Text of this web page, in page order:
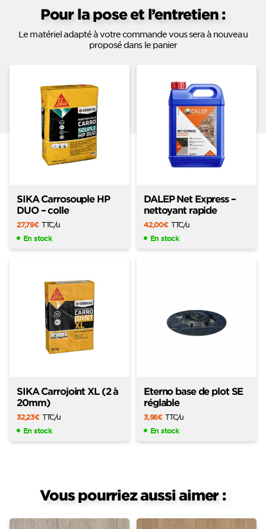
Pour la pose et l’entretien :
Le matériel adapté à votre commande vous sera à nouveau
proposé dans le panier
SIKA Carrosouple HP
DUO – colle
27,79€ TTC/u
En stock
DALEP Net Express –
nettoyant rapide
42,00€ TTC/u
En stock
SIKA Carrojoint XL (2 à
20mm)
32,23€ TTC/u
En stock
Eterno base de plot SE
réglable
3,96€ TTC/u
En stock
Vous pourriez aussi aimer :